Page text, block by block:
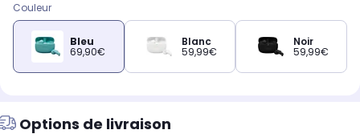
Couleur
Bleu
69,90€
Blanc
59,99€
Noir
59,99€
Options de livraison